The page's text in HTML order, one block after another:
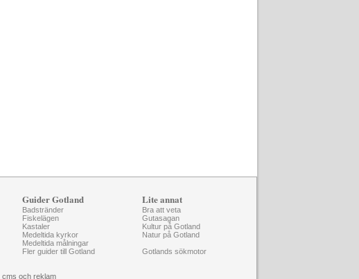
Guider Gotland
Badstränder
Fiskelägen
Kastaler
Medeltida kyrkor
Medeltida målningar
Fler guider till Gotland
Lite annat
Bra att veta
Gutasagan
Kultur på Gotland
Natur på Gotland
Gotlands sökmotor
cms och reklam